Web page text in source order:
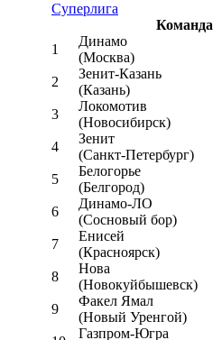
Суперлига
Команда
1
Динамо
(Москва)
2
Зенит-Казань
(Казань)
3
Локомотив
(Новосибирск)
4
Зенит
(Санкт-Петербург)
5
Белогорье
(Белгород)
6
Динамо-ЛО
(Сосновый бор)
7
Енисей
(Красноярск)
8
Нова
(Новокуйбышевск)
9
Факел Ямал
(Новый Уренгой)
Газпром-Югра